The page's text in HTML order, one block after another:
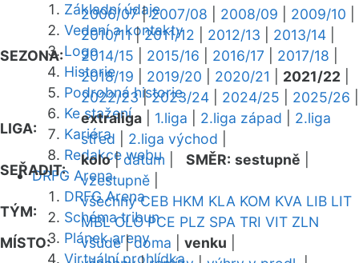
Základní údaje
Vedení a kontakty
Logo
Historie
Podrobná historie
Ke stažení
Kariéra
Redakce webu
DRFG Arena
DRFG Arena
Schéma tribun
Plánek areny
Virtuální prohlídka
SEZONA:
2006/07|2007/08 2008/09 2009/10
2010/11|2011/12 2012/13 2013/14
2014/15
2015/16 2016/17 2017/18
2018/19
2019/20 2020/21 2021/22
2022/23|2023/24 2024/25 2025/26
LIGA:
extraliga 1.liga 2.liga západ
2.liga
střed
2.liga východ
SEŘADIT:
kolo|datum SMĚR: sestupně
vzestupně
TÝM:
všechny CEB HKM KLA KOM KVA LIB LIT
MBL OLO PCE PLZ SPA TRI VIT ZLN
MÍSTO:
všude|doma venku